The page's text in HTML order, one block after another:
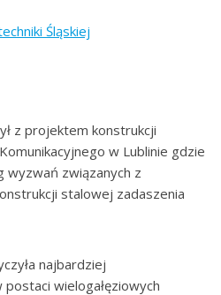
Śląskiej
z projektem konstrukcji
w Lublinie gdzie
wyzwań związanych z
stalowej zadaszenia
najbardziej
wielogałęziowych